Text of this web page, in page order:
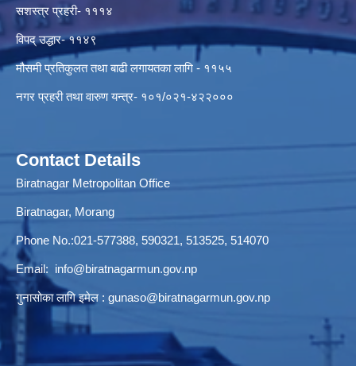
सशस्त्र प्रहरी- १११४
विपद् उद्धार- ११४९
मौसमी प्रतिकुलत तथा बाढी लगायतका लागि - ११५५
नगर प्रहरी तथा वारुण यन्त्र- १०१/०२१-४२२०००
Contact Details
Biratnagar Metropolitan Office
Biratnagar, Morang
Phone No.:021-577388, 590321, 513525, 514070
Email: info@biratnagarmun.gov.np
गुनासोका लागि इमेल : gunaso@biratnagarmun.gov.np